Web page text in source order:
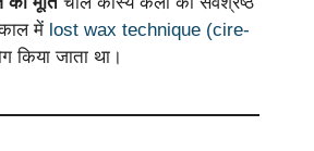
में lost wax technique (cire-
किया जाता था।